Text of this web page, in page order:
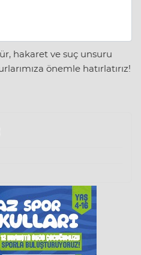
hakaret ve suç unsuru
önemle hatırlatırız!